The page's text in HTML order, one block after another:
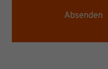
Absenden